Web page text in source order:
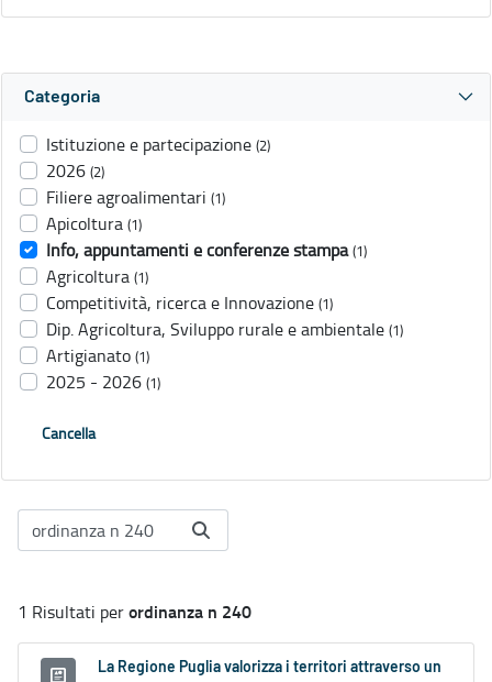
Categoria
Istituzione e partecipazione (2)
2026 (2)
Filiere agroalimentari (1)
Apicoltura (1)
Info, appuntamenti e conferenze stampa (1)
Agricoltura (1)
Competitività, ricerca e Innovazione (1)
Dip. Agricoltura, Sviluppo rurale e ambientale (1)
Artigianato (1)
2025 - 2026 (1)
Cancella
1 Risultati perordinanza n 240
La Regione Puglia valorizza i territori attraverso un